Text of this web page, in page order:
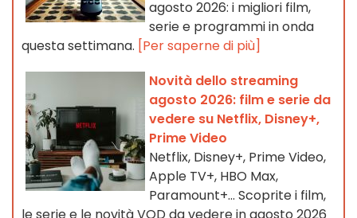
agosto 2026: i migliori film,
serie e programmi in onda
questa settimana. [Per saperne di più]
Novità dello streaming
agosto 2026: film e serie da
vedere su Netflix, Disney+,
Prime Video
Netflix, Disney+, Prime Video,
Apple TV+, HBO Max,
Paramount+… Scoprite i film,
le serie e le novità VOD da vedere in agosto 2026